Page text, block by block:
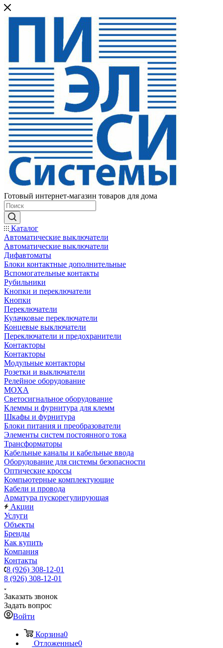
Готовый интернет-магазин товаров для дома
Каталог
Автоматические выключатели
Автоматические выключатели
Дифавтоматы
Блоки контактные дополнительные
Вспомогательные контакты
Рубильники
Кнопки и переключатели
Кнопки
Переключатели
Кулачковые переключатели
Концевые выключатели
Переключатели и предохранители
Контакторы
Контакторы
Модульные контакторы
Розетки и выключатели
Релейное оборудование
MOXA
Светосигнальное оборудование
Клеммы и фурнитура для клемм
Шкафы и фурнитура
Блоки питания и преобразователи
Элементы систем постоянного тока
Трансформаторы
Кабельные каналы и кабельные ввода
Оборудование для системы безопасности
Оптические кроссы
Компьютерные комплектующие
Кабели и провода
Арматура пускорегулирующая
Акции
Услуги
Объекты
Бренды
Как купить
Компания
Контакты
8 (926) 308-12-01
8 (926) 308-12-01
Заказать звонок
Задать вопрос
Войти
Корзина0
Отложенные0